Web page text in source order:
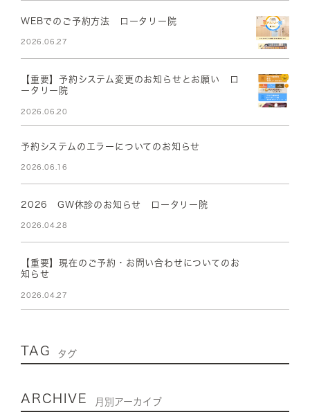
WEBでのご予約方法 ロータリー院
2026.06.27
【重要】予約システム変更のお知らせとお願い ロ
ータリー院
2026.06.20
予約システムのエラーについてのお知らせ
2026.06.16
2026 GW休診のお知らせ ロータリー院
2026.04.28
【重要】現在のご予約・お問い合わせについてのお
知らせ
2026.04.27
TAG タグ
ARCHIVE 月別アーカイブ